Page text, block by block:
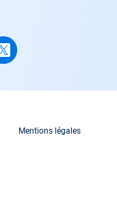
Mentions légales